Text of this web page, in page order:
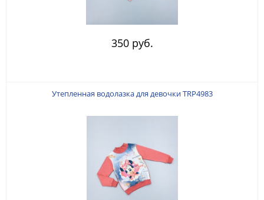
350 руб.
Утепленная водолазка для девочки TRP4983